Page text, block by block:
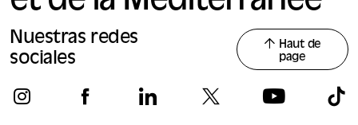
Nuestras redes
sociales
Haut de
page